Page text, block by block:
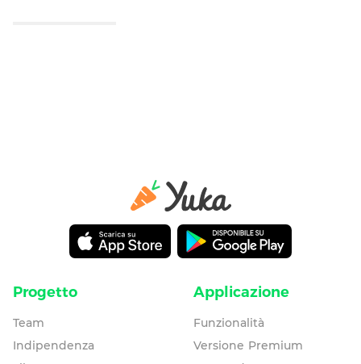
Progetto
Team
Indipendenza
Applicazione
Funzionalità
Versione Premium